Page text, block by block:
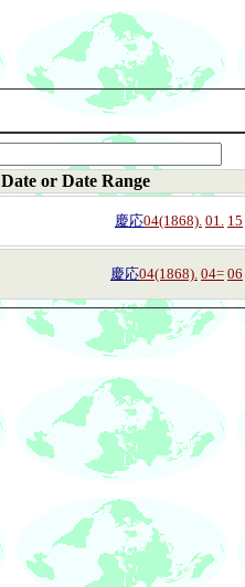
Date or Date Range
慶応04(1868). 01. 15
慶応04(1868). 04= 06